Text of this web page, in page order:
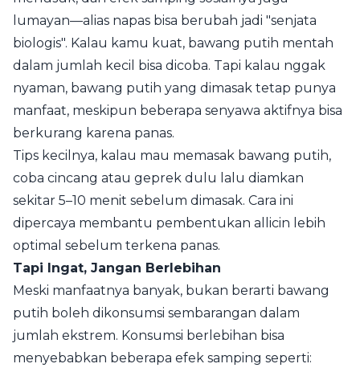
lumayan—alias napas bisa berubah jadi "senjata
biologis". Kalau kamu kuat, bawang putih mentah
dalam jumlah kecil bisa dicoba. Tapi kalau nggak
nyaman, bawang putih yang dimasak tetap punya
manfaat, meskipun beberapa senyawa aktifnya bisa
berkurang karena panas.
Tips kecilnya, kalau mau memasak bawang putih,
coba cincang atau geprek dulu lalu diamkan
sekitar 5–10 menit sebelum dimasak. Cara ini
dipercaya membantu pembentukan allicin lebih
optimal sebelum terkena panas.
Tapi Ingat, Jangan Berlebihan
Meski manfaatnya banyak, bukan berarti bawang
putih boleh dikonsumsi sembarangan dalam
jumlah ekstrem. Konsumsi berlebihan bisa
menyebabkan beberapa efek samping seperti: